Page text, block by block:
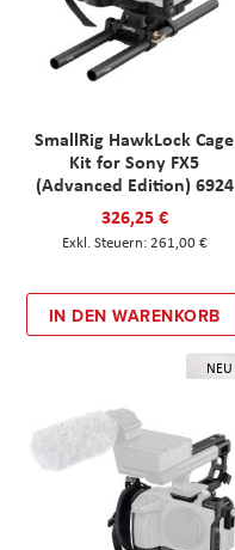
SmallRig HawkLock Cage
Kit for Sony FX5
(Advanced Edition) 6924
326,25 €
261,00 €
IN DEN WARENKORB
NEU